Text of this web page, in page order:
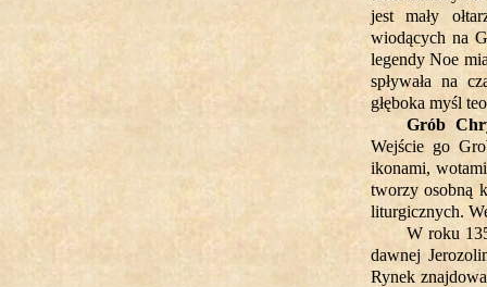
jest mały
wiodących na
legendy Noe
spływała na
głęboka myśl
Grób
Wejście go
ikonami,
tworzy osobną
liturgicznych.
W roku
dawnej
Rynek